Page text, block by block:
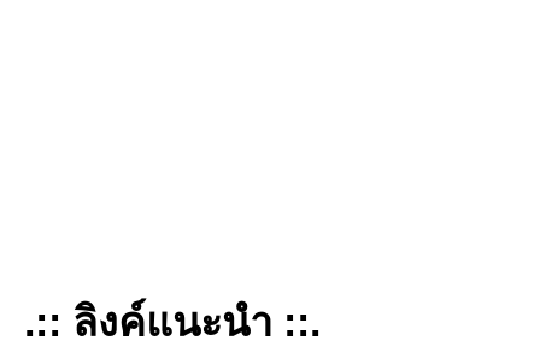
.:: ลิงค์แนะนำ ::.